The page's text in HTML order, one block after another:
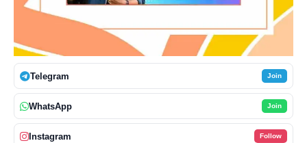
Telegram Join
WhatsApp Join
Instagram Follow